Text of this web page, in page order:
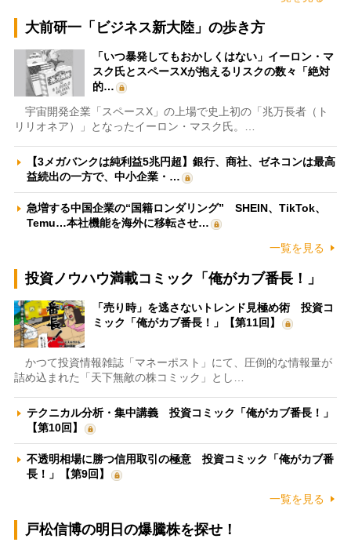
大前研一「ビジネス新大陸」の歩き方
「いつ暴発してもおかしくはない」イーロン・マ
スク氏とスペースXが抱えるリスクの数々「絶対
的…
宇宙開発企業「スペースX」の上場で史上初の「兆万長者（ト
リリオネア）」となったイーロン・マスク氏。…
【3メガバンクは純利益5兆円超】銀行、商社、ゼネコンは最高
益続出の一方で、中小企業・…
急増する中国企業の“国籍ロンダリング” SHEIN、TikTok、
Temu…本社機能を海外に移転させ…
一覧を見る
投資ノウハウ満載コミック「俺がカブ番長！」
「売り時」を逃さないトレンド見極め術 投資コ
ミック「俺がカブ番長！」【第11回】
かつて投資情報雑誌「マネーポスト」にて、圧倒的な情報量が
詰め込まれた「天下無敵の株コミック」とし…
テクニカル分析・集中講義 投資コミック「俺がカブ番長！」
【第10回】
不透明相場に勝つ信用取引の極意 投資コミック「俺がカブ番
長！」【第9回】
一覧を見る
戸松信博の明日の爆騰株を探せ！